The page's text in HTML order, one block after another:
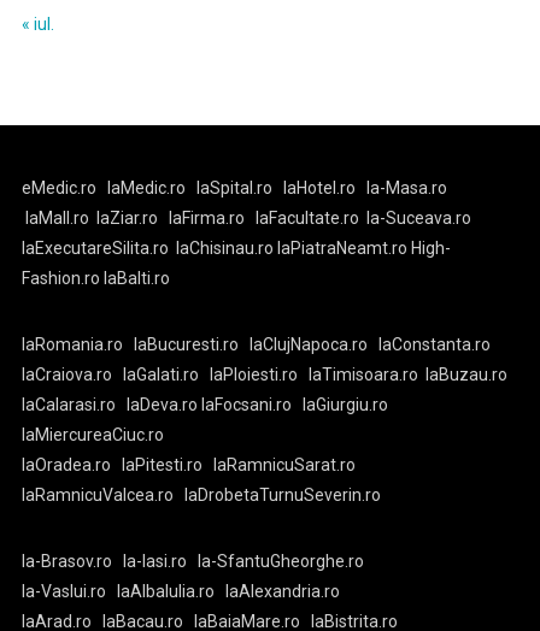
« iul.
eMedic.ro laMedic.ro laSpital.ro laHotel.ro
la-Masa.ro
laMall.ro
laZiar.ro laFirma.ro laFacultate.ro
la-Suceava.ro
laExecutareSilita.ro
laChisinau.ro laPiatraNeamt.ro High-
Fashion.ro laBalti.ro
laRomania.ro laBucuresti.ro laClujNapoca.ro
laConstanta.ro
laCraiova.ro
laGalati.ro laPloiesti.ro laTimisoara.ro
laBuzau.ro
laCalarasi.ro
laDeva.ro laFocsani.ro
laGiurgiu.ro
laMiercureaCiuc.ro
laOradea.ro
laPitesti.ro
laRamnicuSarat.ro
laRamnicuValcea.ro
laDrobetaTurnuSeverin.ro
la-Brasov.ro la-Iasi.ro
la-SfantuGheorghe.ro
la-Vaslui.ro
laAlbaIulia.ro
laAlexandria.ro
laArad.ro
laBacau.ro laBaiaMare.ro laBistrita.ro